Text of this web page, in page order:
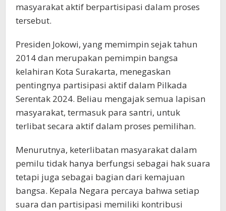
masyarakat aktif berpartisipasi dalam proses
tersebut.
Presiden Jokowi, yang memimpin sejak tahun
2014 dan merupakan pemimpin bangsa
kelahiran Kota Surakarta, menegaskan
pentingnya partisipasi aktif dalam Pilkada
Serentak 2024. Beliau mengajak semua lapisan
masyarakat, termasuk para santri, untuk
terlibat secara aktif dalam proses pemilihan.
Menurutnya, keterlibatan masyarakat dalam
pemilu tidak hanya berfungsi sebagai hak suara
tetapi juga sebagai bagian dari kemajuan
bangsa. Kepala Negara percaya bahwa setiap
suara dan partisipasi memiliki kontribusi